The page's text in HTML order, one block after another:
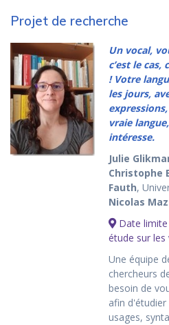
Projet de recherche
Un vocal,
c’est le
! Votre
les jours,
vraie
intéresse.
Julie
Christophe
Fauth,
Nicolas
Date limite
étude sur
Une équipe
chercheurs
besoin de
afin d'étudier
usages,